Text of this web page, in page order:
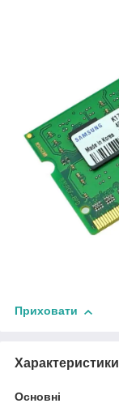
Приховати
Характеристики
Основні